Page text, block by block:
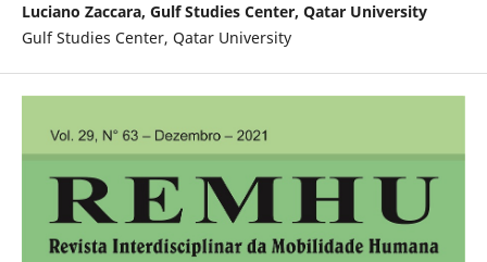
Luciano Zaccara, Gulf Studies Center, Qatar University
Gulf Studies Center, Qatar University